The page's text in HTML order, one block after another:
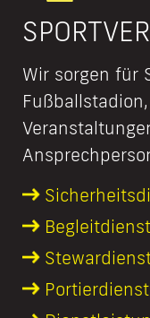
Wir sorgen für